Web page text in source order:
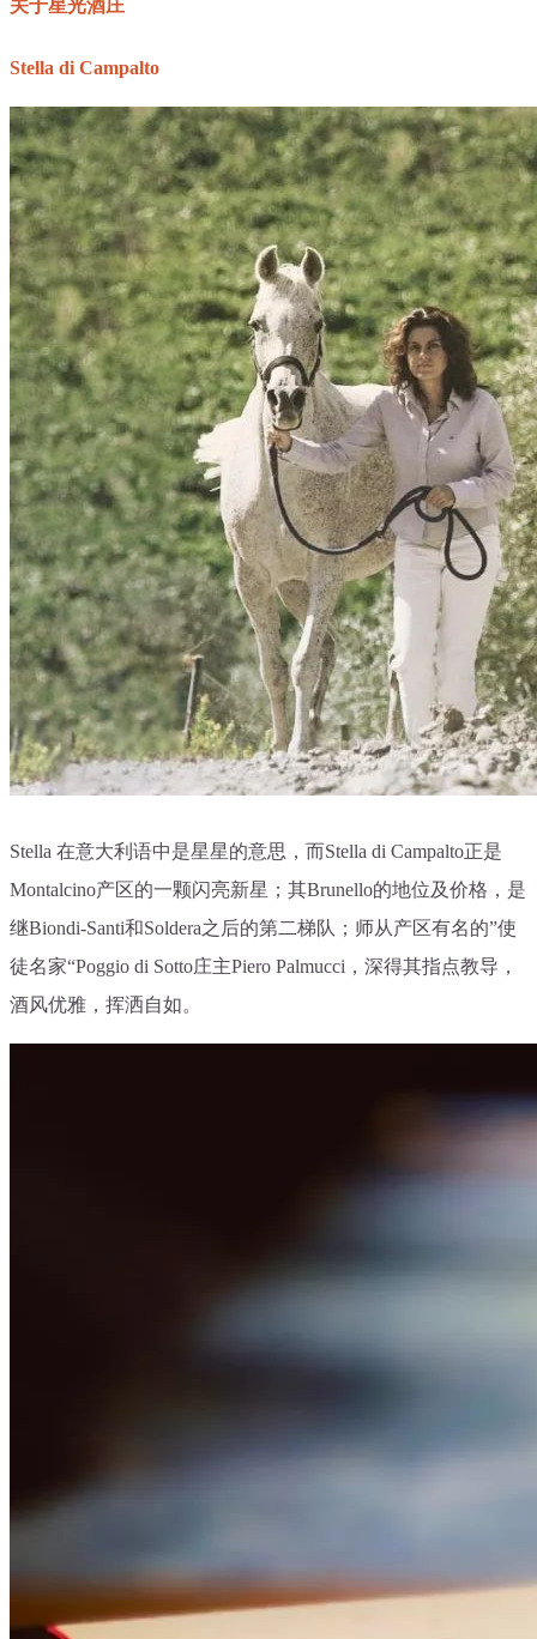
关于星光酒庄
Stella di Campalto
Stella 在意大利语中是星星的意思，而Stella di Campalto正是
Montalcino产区的一颗闪亮新星；其Brunello的地位及价格，是
继Biondi-Santi和Soldera之后的第二梯队；师从产区有名的”使
徒名家“Poggio di Sotto庄主Piero Palmucci，深得其指点教导，
酒风优雅，挥洒自如。